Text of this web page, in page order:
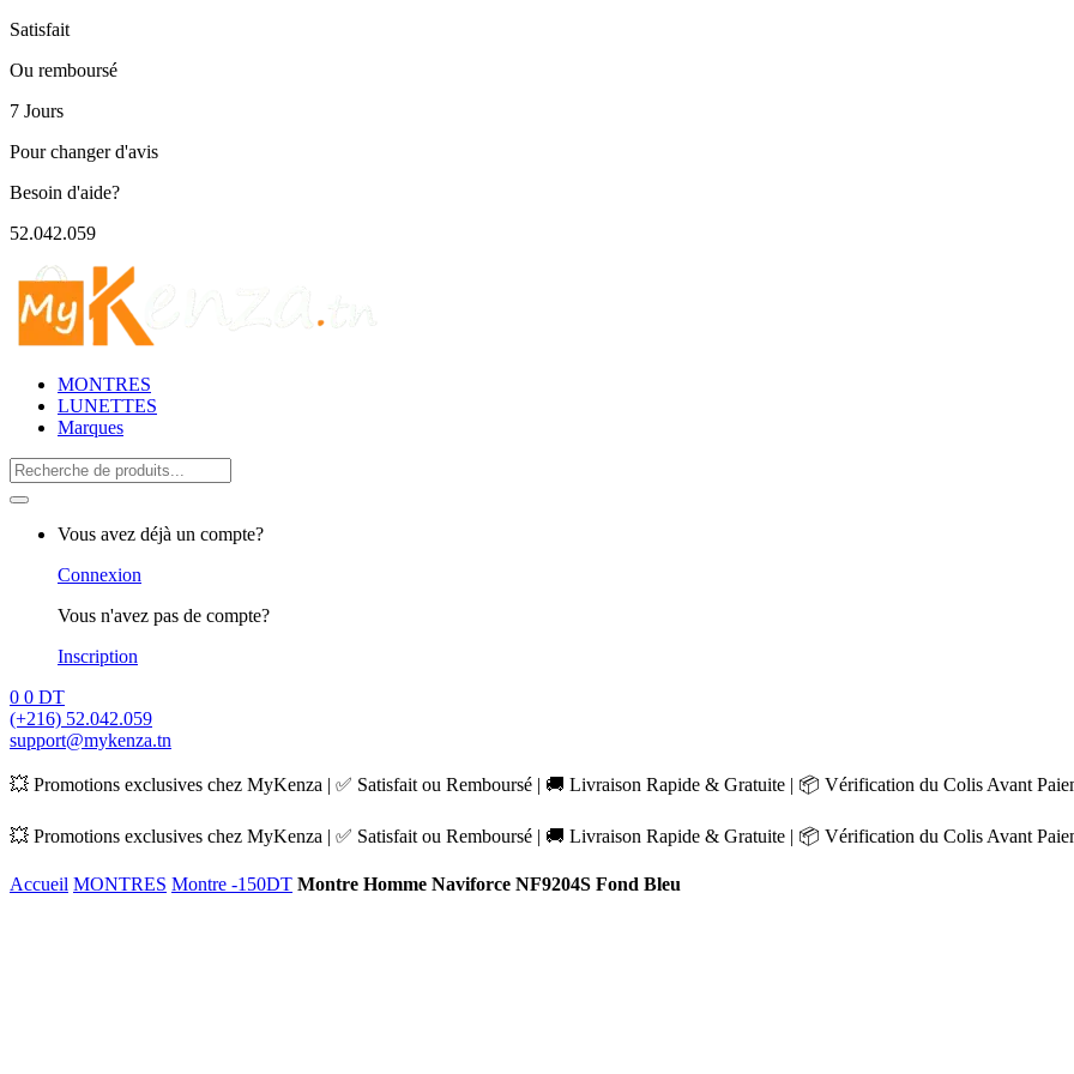
Satisfait
Ou remboursé
7 Jours
Pour changer d'avis
Besoin d'aide?
52.042.059
MONTRES
LUNETTES
Marques
Search
for:
Vous avez déjà un compte?
Connexion
Vous n'avez pas de compte?
Inscription
0 0 DT
(+216) 52.042.059
support@mykenza.tn
💥 Promotions exclusives chez MyKenza | ✅ Satisfait ou Remboursé | 🚚 Livraison Rapide & Gratuite | 📦 Vérification du Colis Avant
💥 Promotions exclusives chez MyKenza | ✅ Satisfait ou Remboursé | 🚚 Livraison Rapide & Gratuite | 📦 Vérification du Colis Avant
Accueil MONTRES Montre -150DT Montre Homme Naviforce NF9204S Fond Bleu